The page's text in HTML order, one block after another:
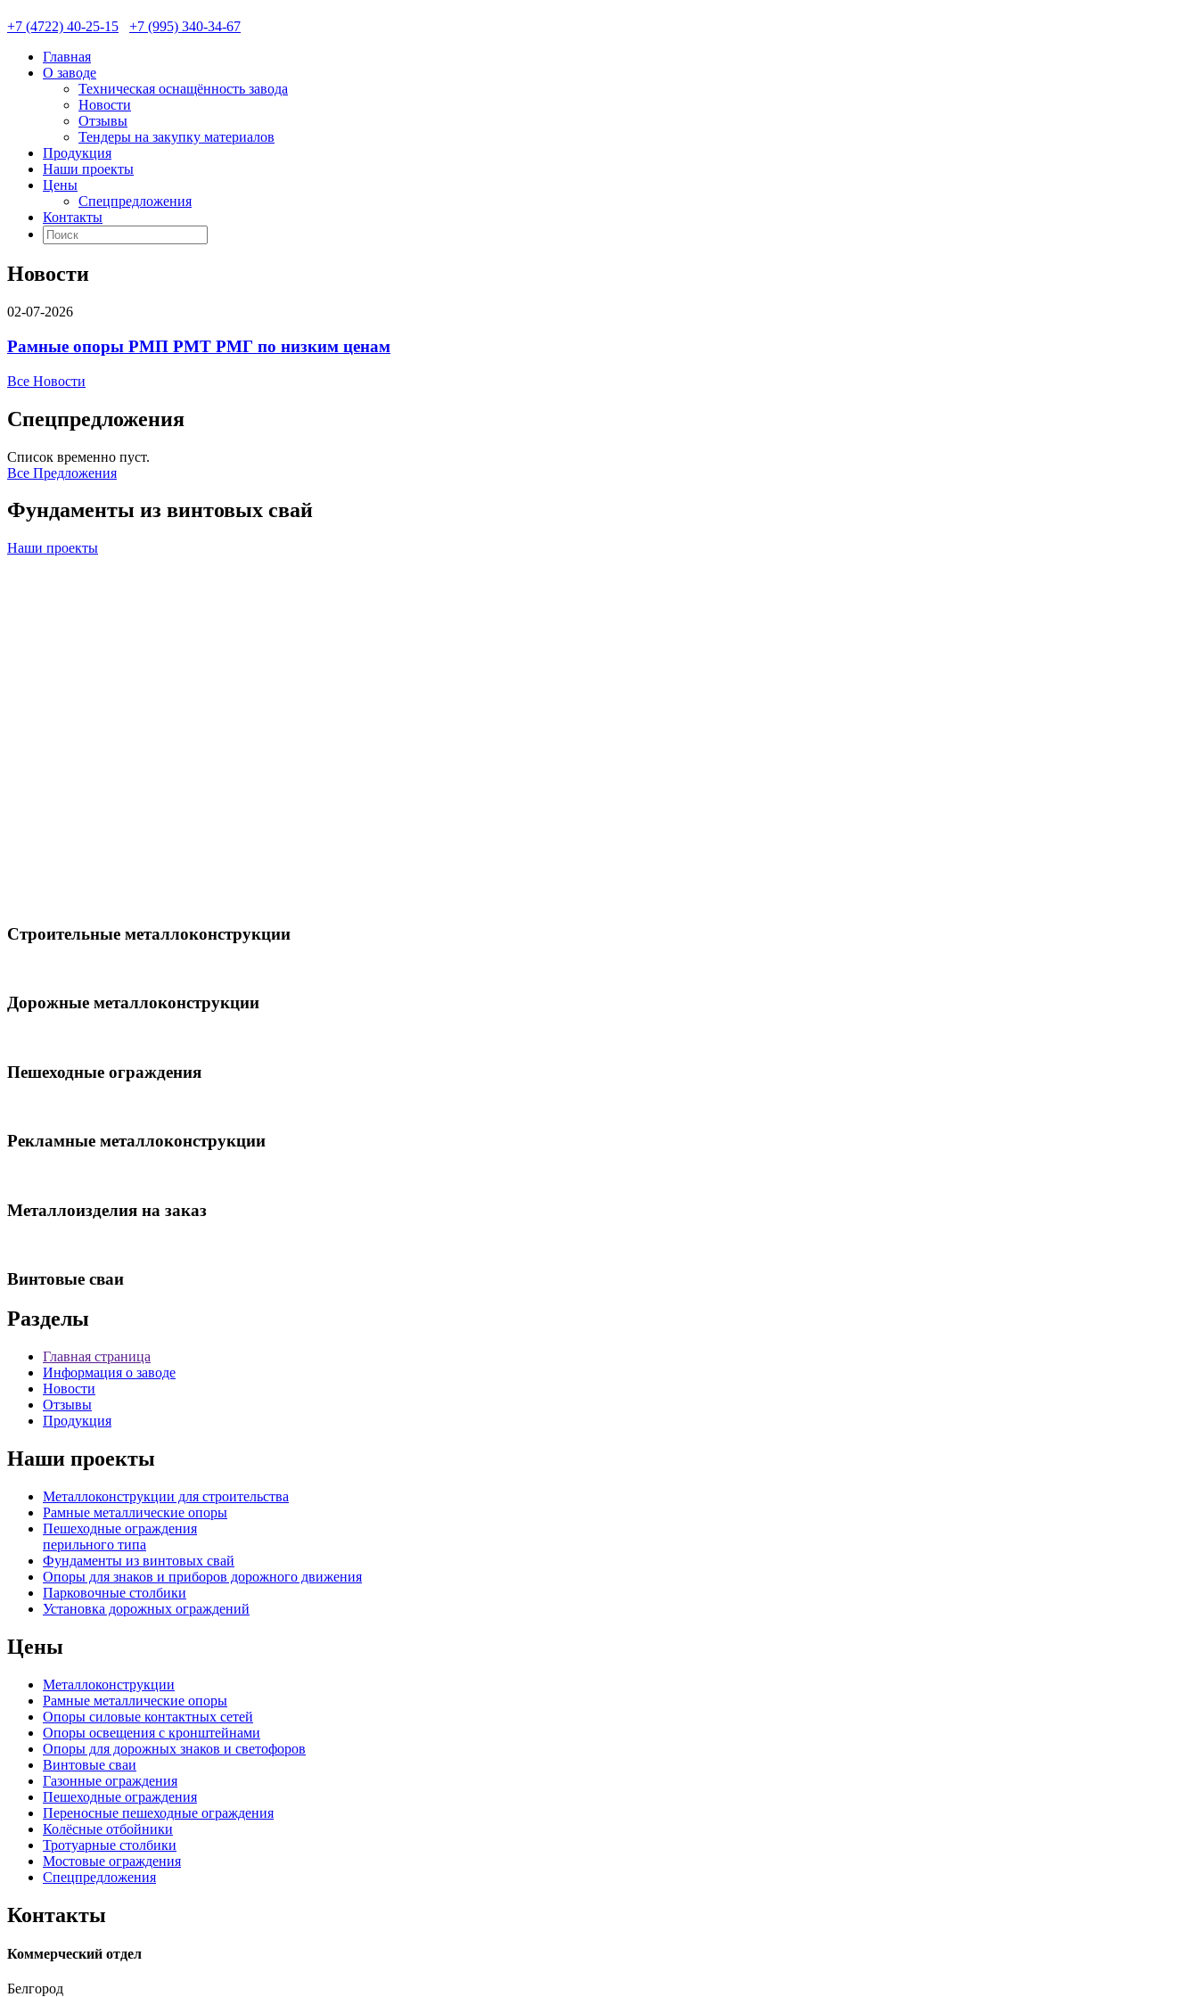
+7 (4722) 40-25-15
+7 (995) 340-34-67
Главная
О заводе
Техническая оснащённость завода
Новости
Отзывы
Тендеры на закупку материалов
Продукция
Наши проекты
Цены
Спецпредложения
Контакты
Новости
02-07-2026
Рамные опоры РМП РМТ РМГ по низким ценам
Все Новости
Спецпредложения
Список временно пуст.
Все Предложения
Фундаменты из винтовых свай
Наши проекты
Строительные металлоконструкции
Дорожные металлоконструкции
Пешеходные ограждения
Рекламные металлоконструкции
Металлоизделия на заказ
Винтовые сваи
Разделы
Главная страница
Информация о заводе
Новости
Отзывы
Продукция
Наши проекты
Металлоконструкции для строительства
Рамные металлические опоры
Пешеходные ограждения
перильного типа
Фундаменты из винтовых свай
Опоры для знаков и приборов дорожного движения
Парковочные столбики
Установка дорожных ограждений
Цены
Металлоконструкции
Рамные металлические опоры
Опоры силовые контактных сетей
Опоры освещения с кронштейнами
Опоры для дорожных знаков и светофоров
Винтовые сваи
Газонные ограждения
Пешеходные ограждения
Переносные пешеходные ограждения
Колёсные отбойники
Тротуарные столбики
Мостовые ограждения
Спецпредложения
Контакты
Коммерческий отдел
Белгород